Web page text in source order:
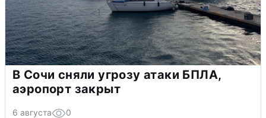
В Сочи сняли угрозу атаки БПЛА,
аэропорт закрыт
6 августа 0